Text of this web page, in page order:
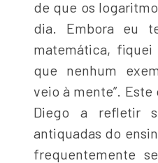
de que os
dia. Embora eu
matemática, fiquei
que nenhum
veio à mente”.
Diego a refletir
antiquadas do
frequentemente